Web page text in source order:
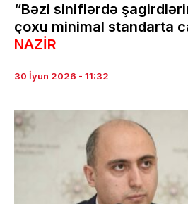
“Bəzi siniflərdə
çoxu minimal standarta
NAZİR
30 İyun 2026 - 11:32